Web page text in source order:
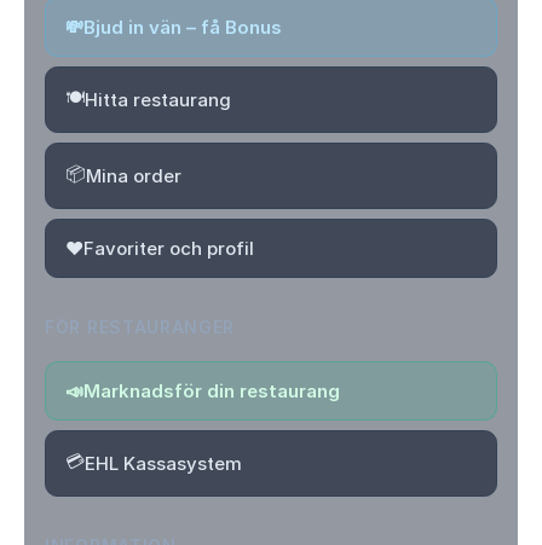
💸Bjud in vän – få Bonus
🍽️Hitta restaurang
📦Mina order
❤️Favoriter och profil
📣Marknadsför din restaurang
💳EHL Kassasystem